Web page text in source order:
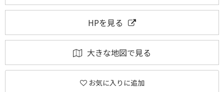
HPを見る
大きな地図で見る
お気に入りに追加